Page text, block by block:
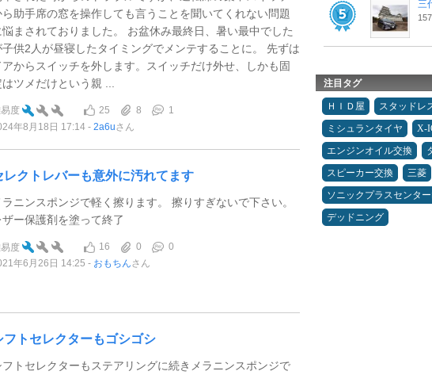
ら助手席の窓を操作しても言うことを聞いてくれない問題
悩まされておりました。 お盆休み最終日、暑い最中でした
子供2人が昼寝したタイミングでメンテすることに。 先ずは
アからスイッチを外します。スイッチだけ外せ、しかも固
ツメだけという親 ...
度 25 8
1
年8月18日 17:14
2a6uさん
レクトレバーも意外に汚れてます
ラニンスポンジで軽く擦ります。 擦りすぎないで下さい。
ザー保護剤を塗って終了
度 16 0
0
年6月26日 14:25
おもちんさん
フトセレクターもゴシゴシ
フトセレクターもステアリングに続きメラニンスポンジで
三
注目タグ
ＨＩＤ屋 スタッドレ
ミシュランタイヤ
X-
エンジンオイル交換
スピーカー交換
三菱
ソニックプラスセンタ
デッドニング